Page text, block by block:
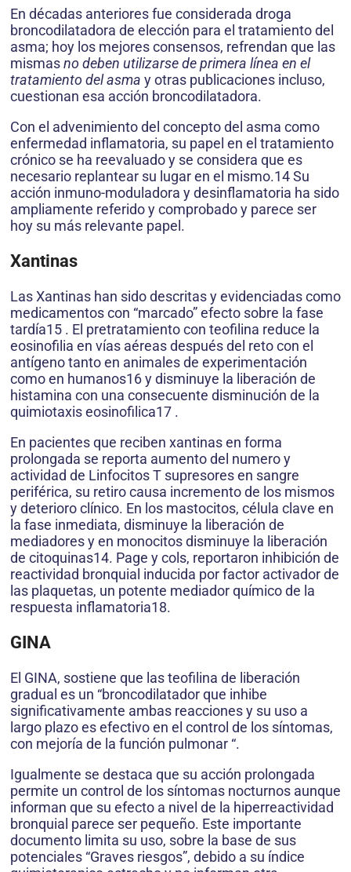
En décadas anteriores fue considerada droga
broncodilatadora de elección para el tratamiento del
asma; hoy los mejores consensos, refrendan que las
mismasno deben utilizarse de primera línea en el
tratamiento del asma y otras publicaciones incluso,
cuestionan esa acción broncodilatadora.
Con el advenimiento del concepto del asma como
enfermedad inflamatoria, su papel en el tratamiento
crónico se ha reevaluado y se considera que es
necesario replantear su lugar en el mismo.14 Su
acción inmuno-moduladora y desinflamatoria ha sido
ampliamente referido y comprobado y parece ser
hoy su más relevante papel.
Xantinas
Las Xantinas han sido descritas y evidenciadas como
medicamentos con “marcado” efecto sobre la fase
tardía15 . El pretratamiento con teofilina reduce la
eosinofilia en vías aéreas después del reto con el
antígeno tanto en animales de experimentación
como en humanos16 y disminuye la liberación de
histamina con una consecuente disminución de la
quimiotaxis eosinofilica17 .
En pacientes que reciben xantinas en forma
prolongada se reporta aumento del numero y
actividad de Linfocitos T supresores en sangre
periférica, su retiro causa incremento de los mismos
y deterioro clínico. En los mastocitos, célula clave en
la fase inmediata, disminuye la liberación de
mediadores y en monocitos disminuye la liberación
de citoquinas14. Page y cols, reportaron inhibición de
reactividad bronquial inducida por factor activador de
las plaquetas, un potente mediador químico de la
respuesta inflamatoria18.
GINA
El GINA, sostiene que las teofilina de liberación
gradual es un “broncodilatador que inhibe
significativamente ambas reacciones y su uso a
largo plazo es efectivo en el control de los síntomas,
con mejoría de la función pulmonar “.
Igualmente se destaca que su acción prolongada
permite un control de los síntomas nocturnos aunque
informan que su efecto a nivel de la hiperreactividad
bronquial parece ser pequeño. Este importante
documento limita su uso, sobre la base de sus
potenciales “Graves riesgos”, debido a su índice